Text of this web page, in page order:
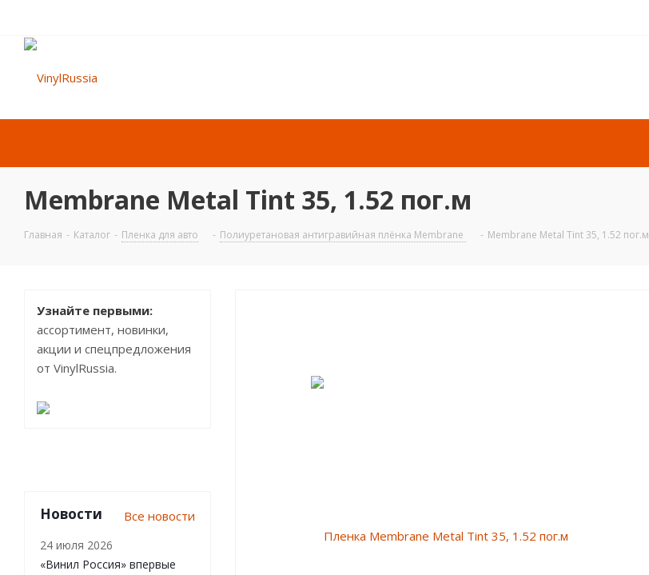
Membrane Metal Tint 35, 1.52 пог.м
Главная - Каталог - Пленка для авто - Полиуретановая антигравийная плёнка Membrane - Membrane Metal Tint 35, 1.52 пог.м
Узнайте первыми:
ассортимент, новинки,
акции и спецпредложения
от VinylRussia.
Новости Все новости
24 июля 2026
«Винил Россия» впервые